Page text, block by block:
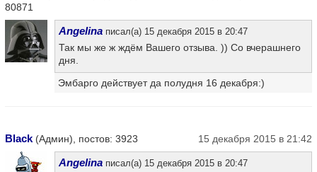
80871
Angelina писал(а) 15 декабря 2015 в 20:47
Так мы же ж ждём Вашего отзыва. )) Со вчерашнего
дня.
Эмбарго действует да полудня 16 декабря:)
Black (Админ), постов: 3923 15 декабря 2015 в 21:42
Angelina писал(а) 15 декабря 2015 в 20:47